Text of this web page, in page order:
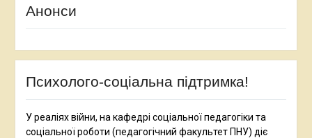
Анонси
Психолого-соціальна підтримка!
У реаліях війни, на кафедрі соціальної педагогіки та
соціальної роботи (педагогічний факультет ПНУ) діє